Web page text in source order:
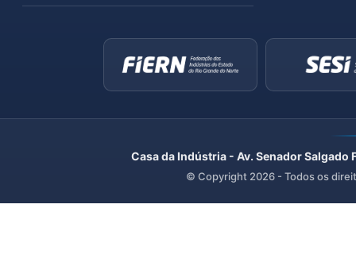
Casa da Indústria - Av. Senador
© Copyright 2026 - Todos os